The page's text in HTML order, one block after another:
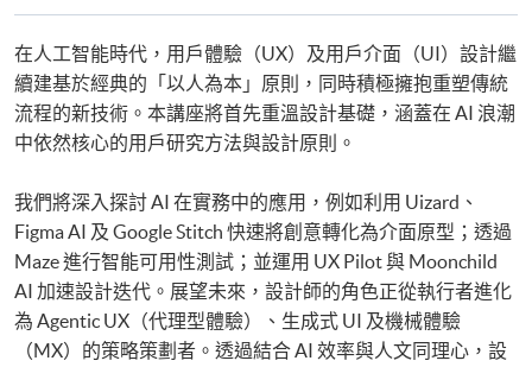
在人工智能時代，用戶體驗（UX）及用戶介面（UI）設計繼
續建基於經典的「以人為本」原則，同時積極擁抱重塑傳統
流程的新技術。本講座將首先重溫設計基礎，涵蓋在 AI 浪潮
中依然核心的用戶研究方法與設計原則。
我們將深入探討 AI 在實務中的應用，例如利用 Uizard、
Figma AI 及 Google Stitch 快速將創意轉化為介面原型；透過
Maze 進行智能可用性測試；並運用 UX Pilot 與 Moonchild
AI 加速設計迭代。展望未來，設計師的角色正從執行者進化
為 Agentic UX（代理型體驗）、生成式 UI 及機械體驗
（MX）的策略策劃者。透過結合 AI 效率與人文同理心，設